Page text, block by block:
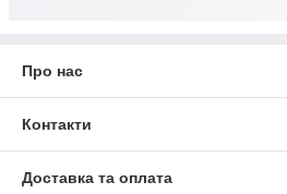
Про нас
Контакти
Доставка та оплата